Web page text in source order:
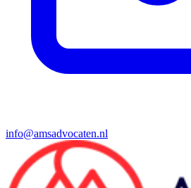
info@amsadvocaten.nl